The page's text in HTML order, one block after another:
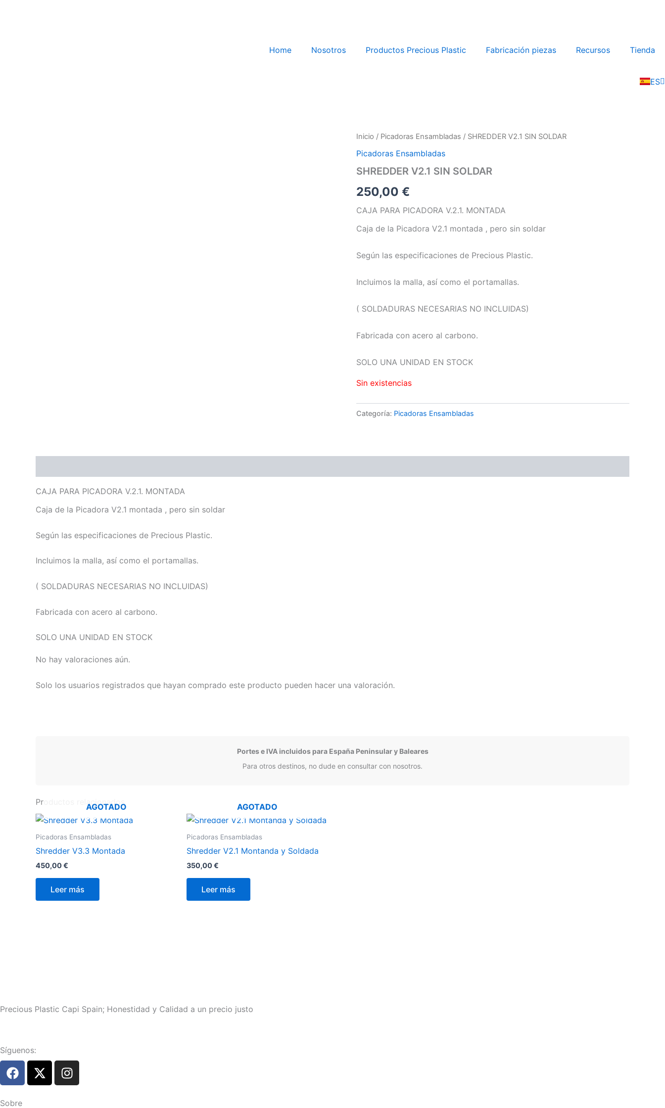
Home
Nosotros Productos Precious Plastic Fabricación piezas Recursos Tienda
ES
IT
Inicio / Picadoras Ensambladas / SHREDDER V2.1 SIN SOLDAR
Picadoras Ensambladas
SHREDDER V2.1 SIN SOLDAR
250,00 €
CAJA PARA PICADORA V.2.1. MONTADA
Caja de la Picadora V2.1 montada , pero sin soldar
Según las especificaciones de Precious Plastic.
Incluimos la malla, así como el portamallas.
( SOLDADURAS NECESARIAS NO INCLUIDAS)
Fabricada con acero al carbono.
SOLO UNA UNIDAD EN STOCK
Sin existencias
Categoría: Picadoras Ensambladas
CAJA PARA PICADORA V.2.1. MONTADA
Caja de la Picadora V2.1 montada , pero sin soldar
Según las especificaciones de Precious Plastic.
Incluimos la malla, así como el portamallas.
( SOLDADURAS NECESARIAS NO INCLUIDAS)
Fabricada con acero al carbono.
SOLO UNA UNIDAD EN STOCK
No hay valoraciones aún.
Solo los usuarios registrados que hayan comprado este producto pueden hacer una valoración.
Portes e IVA incluidos para España Peninsular y Baleares
Para otros destinos, no dude en consultar con nosotros.
Productos relacionados
AGOTADO
Picadoras Ensambladas
Shredder V3.3 Montada
450,00€
Leer más
AGOTADO
Picadoras Ensambladas
Shredder V2.1 Montanda y Soldada
350,00€
Leer más
Precious Plastic Capi Spain; Honestidad y Calidad a un precio justo
Síguenos:
F
a
e
X
-
I
n
Sobre